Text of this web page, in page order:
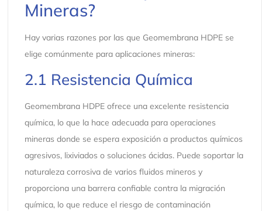
Mineras?
Hay varias razones por las que Geomembrana HDPE se
elige comúnmente para aplicaciones mineras:
2.1 Resistencia Química
Geomembrana HDPE ofrece una excelente resistencia
química, lo que la hace adecuada para operaciones
mineras donde se espera exposición a productos químicos
agresivos, lixiviados o soluciones ácidas. Puede soportar la
naturaleza corrosiva de varios fluidos mineros y
proporciona una barrera confiable contra la migración
química, lo que reduce el riesgo de contaminación